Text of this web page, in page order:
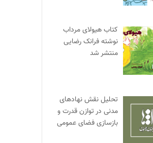
کتاب هیولای مرداب
نوشته فرانک رضایی
منتشر شد
تحلیل نقش نهادهای
مدنی در توازن قدرت و
بازسازی فضای عمومی